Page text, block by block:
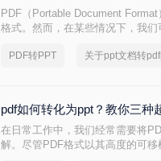
PDF（Portable Document
格式。然而，在某些情况下，我
PDF转PPT
pdf如何转化为ppt？教你三种
在日常工作中，我们经常需要将
解。尽管PDF格式以其高度的可